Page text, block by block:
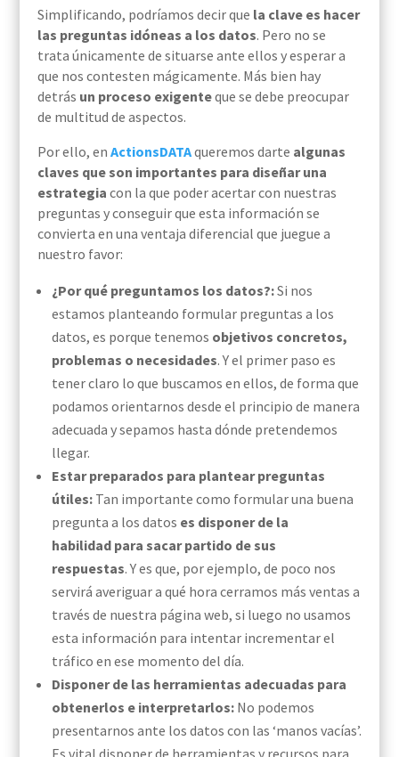
Simplificando, podríamos decir que la clave es hacer
las preguntas idóneas a los datos. Pero no se
trata únicamente de situarse ante ellos yesperar a
que nos contesten mágicamente. Más bien hay
detrás un proceso exigenteque se debe preocupar
de multitud de aspectos.
Por ello, en ActionsDATAqueremos darte algunas
claves que son importantes para diseñar una
estrategia con la que poder acertar con nuestras
preguntas y conseguir que esta información se
convierta en una ventaja diferencial que juegue a
nuestro favor:
¿Por qué preguntamos los datos?:Si nos
estamos planteando formular preguntas a los
datos, es porque tenemos objetivos concretos,
problemas o necesidades.Y el primer paso es
tener claro lo que buscamos en ellos, de forma que
podamos orientarnos desde el principio de manera
adecuada y sepamos hasta dónde pretendemos
llegar.
Estar preparados para plantear preguntas
útiles:Tan importante como formular una buena
pregunta a los datos es disponerde la
habilidad para sacar partido de sus
respuestas.Y es que, por ejemplo, de poco nos
servirá averiguar a qué hora cerramos más ventas a
través de nuestra página web, si luego no usamos
esta información para intentar incrementar el
tráfico en ese momento del día.
Disponer de las herramientas adecuadas para
obtenerlos e interpretarlos:No podemos
presentarnos ante los datos con las ‘manos vacías’.